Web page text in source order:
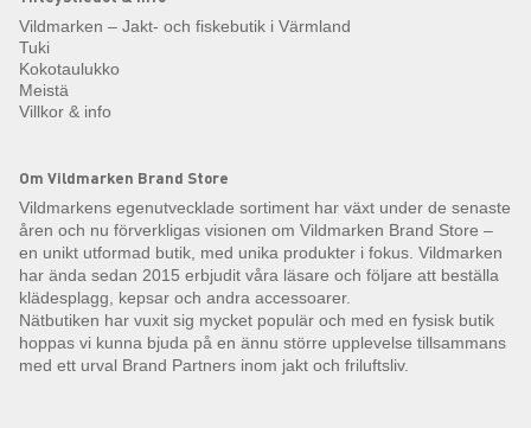
Vildmarken – Jakt- och fiskebutik i Värmland
Tuki
Kokotaulukko
Meistä
Villkor & info
Om Vildmarken Brand Store
Vildmarkens egenutvecklade sortiment har växt under de senaste
åren och nu förverkligas visionen om Vildmarken Brand Store –
en unikt utformad butik, med unika produkter i fokus. Vildmarken
har ända sedan 2015 erbjudit våra läsare och följare att beställa
klädesplagg, kepsar och andra accessoarer.
Nätbutiken har vuxit sig mycket populär och med en fysisk butik
hoppas vi kunna bjuda på en ännu större upplevelse tillsammans
med ett urval Brand Partners inom jakt och friluftsliv.